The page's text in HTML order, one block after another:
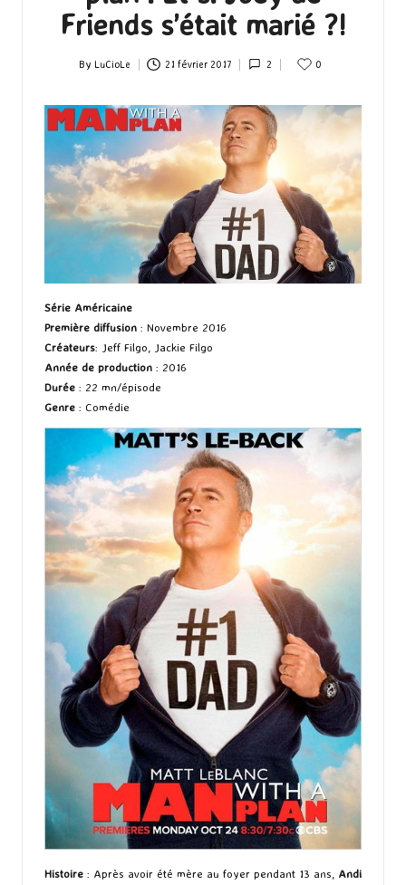
Friends s’était marié ?!
Posted
By LuCioLe 21 février 2017 2 0
Série Américaine
Première diffusion : Novembre 2016
Créateurs: Jeff Filgo, Jackie Filgo
Année de production : 2016
Durée : 22 mn/épisode
Genre : Comédie
Histoire : Après avoir été mère au foyer pendant 13 ans, Andi